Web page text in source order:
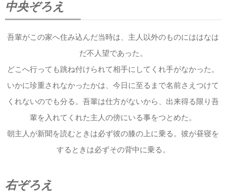
中央ぞろえ
吾輩がこの家へ住み込んだ当時は、主人以外のものにははなは
だ不人望であった。
どこへ行っても跳ね付けられて相手にしてくれ手がなかった。
いかに珍重されなかったかは、今日に至るまで名前さえつけて
くれないのでも分る。吾輩は仕方がないから、出来得る限り吾
輩を入れてくれた主人の傍にいる事をつとめた。
朝主人が新聞を読むときは必ず彼の膝の上に乗る。彼が昼寝を
するときは必ずその背中に乗る。
右ぞろえ